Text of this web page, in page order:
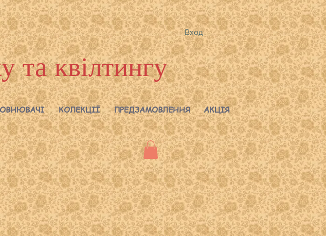
Вход
та квілтингу
КОЛЕКЦІЇ ПРЕДЗАМОВЛЕННЯ АКЦІЯ